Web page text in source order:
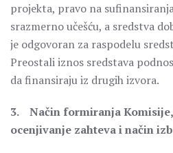
projekta, pravo na
srazmerno učešću, a sredstva
je odgovoran za raspodelu
Preostali iznos sredstava
da finansiraju iz drugih izvora.
3. Način formiranja
ocenjivanje zahteva i način